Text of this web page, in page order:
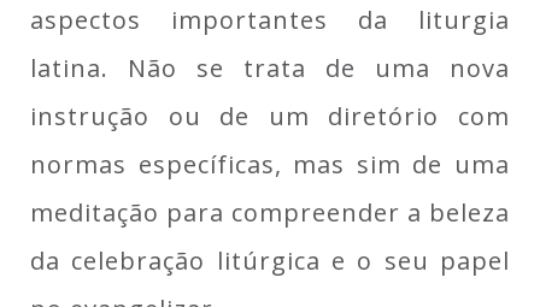
aspectos importantes da liturgia
latina. Não se trata de uma nova
instrução ou de um diretório com
normas específicas, mas sim de uma
meditação para compreender a beleza
da celebração litúrgica e o seu papel